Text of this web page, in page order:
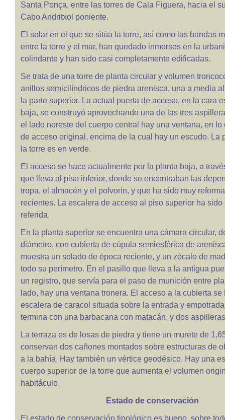
Santa Ponça, entre las torres de Cala Figuera, hacia el
Cabo Andritxol poniente.
El solar en el que se sitúa la torre, así como las bandas
entre la torre y el mar, han quedado inmersos en la
colindante y han sido casi completamente edificadas.
Se trata de una torre de planta circular y volumen
anillos semicilíndricos de piedra arenisca, una a media
la parte superior. La actual puerta de acceso, en la cara
baja, se construyó aprovechando una de las tres
el lado noreste del cuerpo central hay una ventana, en lo
de acceso original, encima de la cual hay un escudo. La
la torre es en verde.
El acceso se hace actualmente por la planta baja, a
que lleva al piso inferior, donde se encontraban las
tropa, el almacén y el polvorín, y que ha sido muy
recientes. La escalera de acceso al piso superior ha
referida.
En la planta superior se encuentra una cámara circular,
diámetro, con cubierta de cúpula semiesférica de
muestra un solado de época reciente, y un zócalo de
todo su perímetro. En el pasillo que lleva a la antigua
un registro, que servía para el paso de munición entre
lado, hay una ventana tronera. El acceso a la cubierta se
escalera de caracol situada sobre la entrada y
termina con una barbacana con matacán, y dos
La terraza es de losas de piedra y tiene un murete de
conservan dos cañones montados sobre estructuras de
a la bahía. Hay también un vértice geodésico. Hay una
cuerpo superior de la torre que aumenta el volumen
habitáculo.
Estado de conservación
El estado de conservación tipológico es bueno, sobre